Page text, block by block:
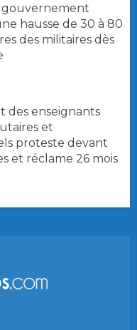
gouvernement
hausse de 30 à 80
des militaires dès
des enseignants
et
proteste devant
et réclame 26 mois